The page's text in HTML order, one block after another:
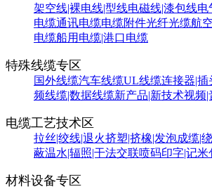
架空线|裸电线|型线电磁线|漆包线电
电缆通讯电缆电缆附件光纤光缆航
电缆船用电缆|港口电缆
特殊线缆专区
国外线缆汽车线缆UL线缆连接器|插
频线缆|数据线缆新产品|新技术视频|
电缆工艺技术区
拉丝|绞线|退火挤塑|挤橡|发泡成缆|
蔽温水|辐照|干法交联喷码印字|记米
材料设备专区